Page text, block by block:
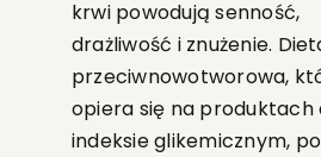
krwi powodują senność,
drażliwość i znużenie.
przeciwnowotworowa,
opiera się na produktach
indeksie glikemicznym,